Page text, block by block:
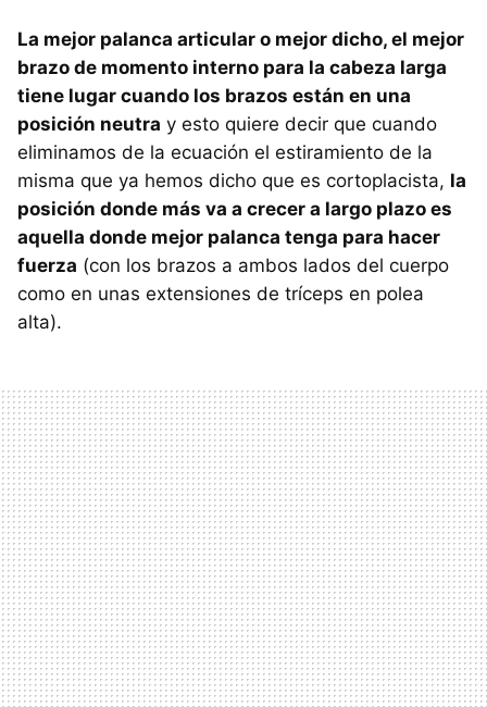
La mejor palanca articular o mejor dicho, el mejor
brazo de momento interno para la cabeza larga
tiene lugar cuando los brazos están en una
posición neutra y esto quiere decir que cuando
eliminamos de la ecuación el estiramiento de la
misma que ya hemos dicho que es cortoplacista, la
posición donde más va a crecer a largo plazo es
aquella donde mejor palanca tenga para hacer
fuerza (con los brazos a ambos lados del cuerpo
como en unas extensiones de tríceps en polea
alta).